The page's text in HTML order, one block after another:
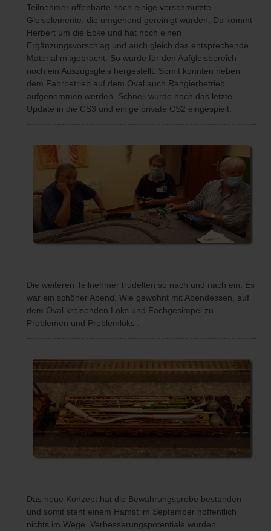
Teilnehmer offenbarte noch einige verschmutzte
Gleiselemente, die umgehend gereinigt wurden. Da kommt
Herbert um die Ecke und hat noch einen
Ergänzungsvorschlag und auch gleich das entsprechende
Material mitgebracht. So wurde für den Aufgleisbereich
noch ein Auszugsgleis hergestellt. Somit konnten neben
dem Fahrbetrieb auf dem Oval auch Rangierbetrieb
aufgenommen werden. Schnell wurde noch das letzte
Update in die CS3 und einige private CS2 eingespielt.
Die weiteren Teilnehmer trudelten so nach und nach ein. Es
war ein schöner Abend. Wie gewohnt mit Abendessen, auf
dem Oval kreisenden Loks und Fachgesimpel zu
Problemen und Problemloks .
Das neue Konzept hat die Bewährungsprobe bestanden
und somit steht einem Hamst im September hoffentlich
nichts im Wege. Verbesserungspotentiale wurden